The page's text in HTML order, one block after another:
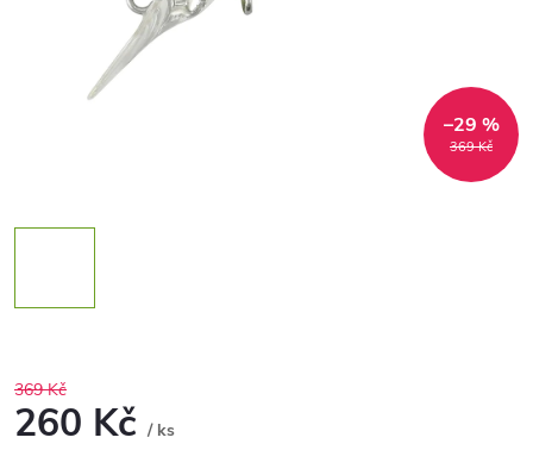
369 Kč
–29 %
369 Kč
260 Kč / ks